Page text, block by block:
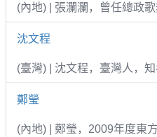
(內地) | 張瀾瀾，曾任總政
沈文程
(臺灣) | 沈文程，臺灣人，
鄭瑩
(內地) | 鄭瑩，2009年度東